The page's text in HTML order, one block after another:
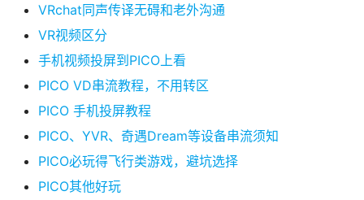
VRchat同声传译无碍和老外沟通
VR视频区分
手机视频投屏到PICO上看
PICO VD串流教程，不用转区
PICO 手机投屏教程
PICO、YVR、奇遇Dream等设备串流须知
PICO必玩得飞行类游戏，避坑选择
PICO其他好玩